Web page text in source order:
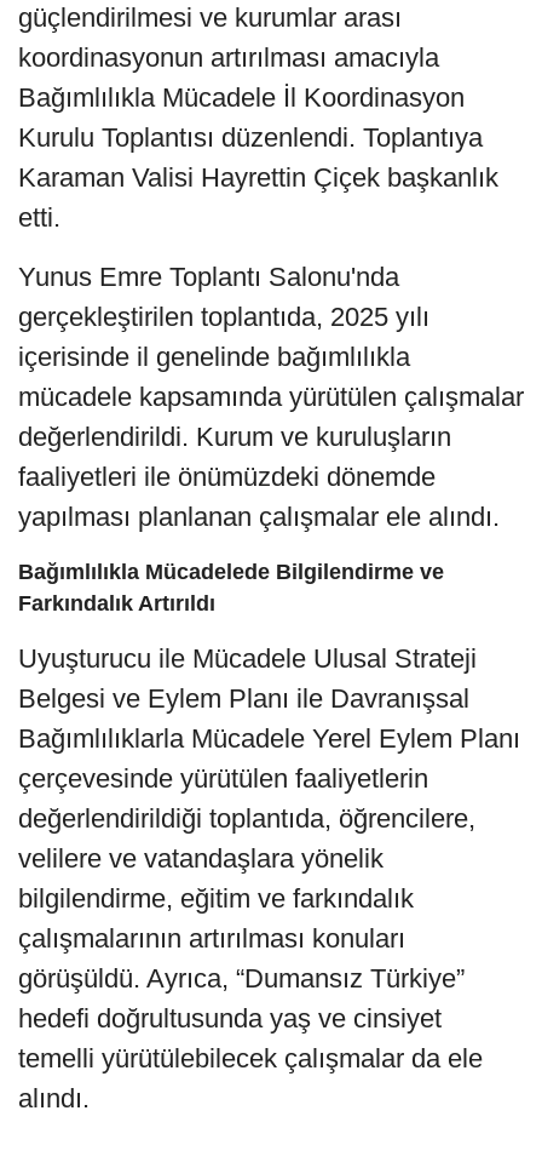
güçlendirilmesi ve kurumlar arası
koordinasyonun artırılması amacıyla
Bağımlılıkla Mücadele İl Koordinasyon
Kurulu Toplantısı düzenlendi. Toplantıya
Karaman Valisi Hayrettin Çiçek başkanlık
etti.
Yunus Emre Toplantı Salonu'nda
gerçekleştirilen toplantıda, 2025 yılı
içerisinde il genelinde bağımlılıkla
mücadele kapsamında yürütülen çalışmalar
değerlendirildi. Kurum ve kuruluşların
faaliyetleri ile önümüzdeki dönemde
yapılması planlanan çalışmalar ele alındı.
Bağımlılıkla Mücadelede Bilgilendirme ve
Farkındalık Artırıldı
Uyuşturucu ile Mücadele Ulusal Strateji
Belgesi ve Eylem Planı ile Davranışsal
Bağımlılıklarla Mücadele Yerel Eylem Planı
çerçevesinde yürütülen faaliyetlerin
değerlendirildiği toplantıda, öğrencilere,
velilere ve vatandaşlara yönelik
bilgilendirme, eğitim ve farkındalık
çalışmalarının artırılması konuları
görüşüldü. Ayrıca, “Dumansız Türkiye”
hedefi doğrultusunda yaş ve cinsiyet
temelli yürütülebilecek çalışmalar da ele
alındı.